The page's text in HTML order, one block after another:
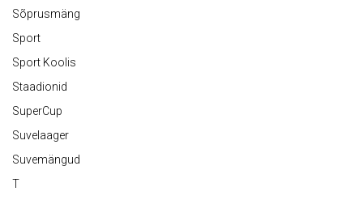
Sõprusmäng
Sport
Sport Koolis
Staadionid
SuperCup
Suvelaager
Suvemängud
T